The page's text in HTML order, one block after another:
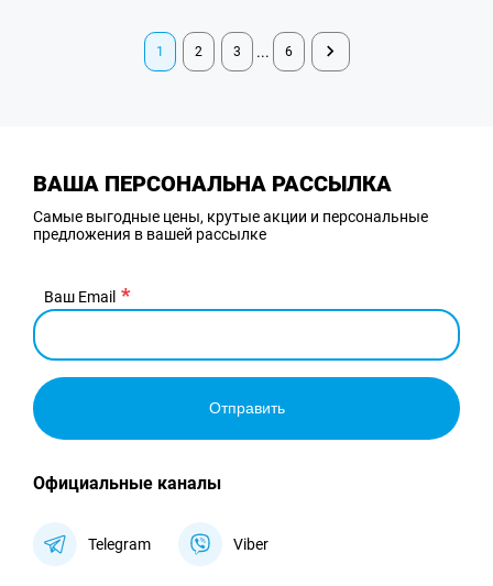
1 2 3 ... 6
ВАША ПЕРСОНАЛЬНА РАССЫЛКА
Самые выгодные цены, крутые акции и персональные
предложения в вашей рассылке
Ваш Email
Отправить
Официальные каналы
Telegram Viber